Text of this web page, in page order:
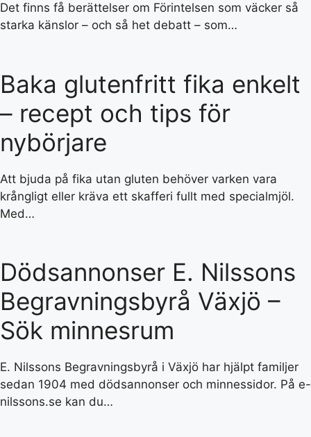
Det finns få berättelser om Förintelsen som väcker så
starka känslor – och så het debatt – som…
Baka glutenfritt fika enkelt
– recept och tips för
nybörjare
Att bjuda på fika utan gluten behöver varken vara
krångligt eller kräva ett skafferi fullt med specialmjöl.
Med…
Dödsannonser E. Nilssons
Begravningsbyrå Växjö –
Sök minnesrum
E. Nilssons Begravningsbyrå i Växjö har hjälpt familjer
sedan 1904 med dödsannonser och minnessidor. På e-
nilssons.se kan du…